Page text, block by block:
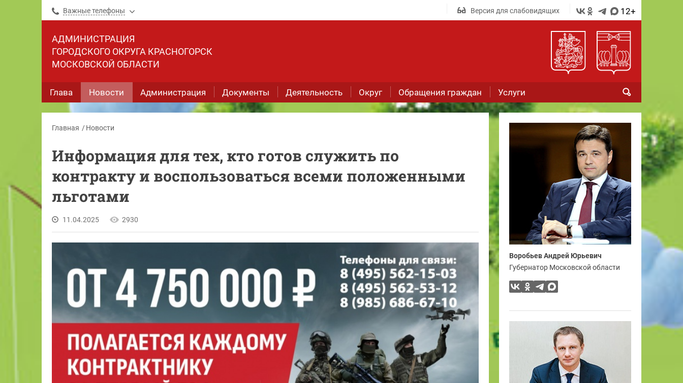
Важные телефоны Версия для слабовидящих 12+
АДМИНИСТРАЦИЯ
ГОРОДСКОГО ОКРУГА КРАСНОГОРСК
МОСКОВСКОЙ ОБЛАСТИ
Глава Новости Администрация Документы Деятельность Округ Обращения граждан Услуги
Главная Новости
Информация для тех, кто готов служить по
контракту и воспользоваться всеми положенными
льготами
11.04.2025 2930
Воробьев Андрей Юрьевич
Губернатор Московской области